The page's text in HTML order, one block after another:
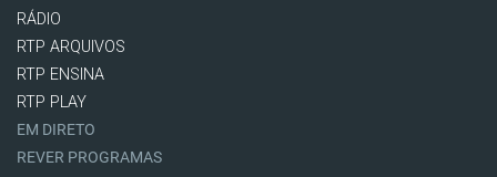
RÁDIO
RTP ARQUIVOS
RTP ENSINA
RTP PLAY
EM DIRETO
REVER PROGRAMAS